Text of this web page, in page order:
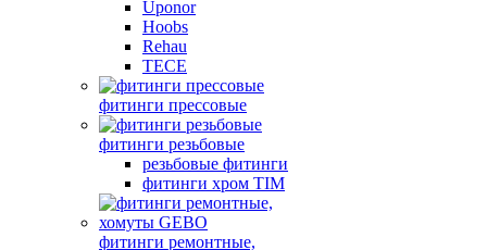
Uponor
Hoobs
Rehau
TECE
фитинги прессовые
фитинги резьбовые
резьбовые фитинги
фитинги хром TIM
фитинги ремонтные,